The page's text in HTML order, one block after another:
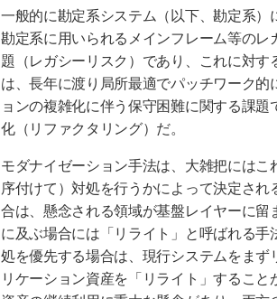
一般的に勘定系システム（以下、勘定系）
勘定系に用いられるメインフレーム等の
題（レガシーリスク）であり、これに対
は、長年に渡り局所最適でパッチワーク
ョンの複雑化に伴う保守困難に関する課
化（リファクタリング）だ。
モダナイゼーション手法は、大雑把にはこ
序付けて）対処を行うかによって決定さ
合は、懸念される領域が基盤レイヤーに
に及ぶ場合には「リライト」と呼ばれる
処を優先する場合は、現行システムをま
リケーション資産を「リライト」するこ